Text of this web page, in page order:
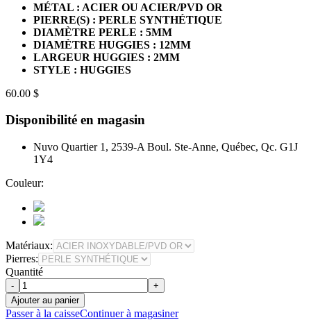
MÉTAL : ACIER OU ACIER/PVD OR
PIERRE(S) : PERLE SYNTHÉTIQUE
DIAMÈTRE PERLE : 5MM
DIAMÈTRE HUGGIES : 12MM
LARGEUR HUGGIES : 2MM
STYLE : HUGGIES
60.00 $
Disponibilité en magasin
Nuvo Quartier 1, 2539-A Boul. Ste-Anne, Québec, Qc. G1J
1Y4
Couleur:
Matériaux:
Pierres:
Quantité
-
+
Ajouter au panier
Passer à la caisseContinuer à magasiner